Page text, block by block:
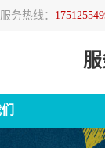
服务热线：